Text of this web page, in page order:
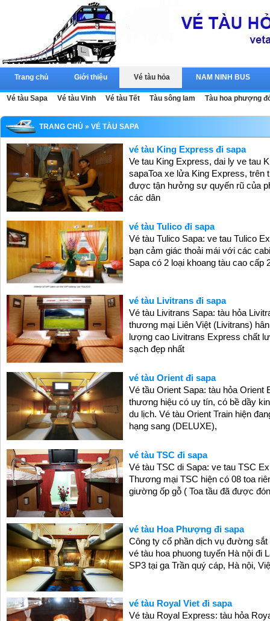
Trang chủ Giới thiệu Vé tàu hỏa
Vé tàu Sapa Vé tàu Vinh Vé tàu Tết Tàu sông lam Tàu hoa phượng
NAM NINH BUS
TRANG CHỦ » VÉ TÀU SAPA
vé tàu King Express đi sapa
Ve tau King Express, dai ly ve tau
sapaToa xe lửa King Express,
được tận hưởng sự quyến rũ của
các dân
vé tàu Tulico đi sapa
Vé tàu Tulico Sapa: ve tau Tulico
bạn cảm giác thoải mái với các
Sapa có 2 loại khoang tàu cao
vé tàu Livitrans đi sapa
Vé tàu Livitrans Sapa: tàu hỏa
thương mại Liên Việt (Livitrans)
lượng cao Livitrans Express chất
sạch đẹp nhất
vé tàu Orient đi sapa
Vé tầu Orient Sapa: tàu hỏa
thương hiệu có uy tín, có bề dầy
du lịch. Vé tàu Orient Train hiện
hạng sang (DELUXE),
vé tàu TSC đi sapa
Vé tàu TSC di Sapa: ve tau TSC
Thương mại TSC hiện có 08 toa
giường ốp gỗ ( Toa tầu đã được
vé tàu Hoa Phượng đi sapa
Công ty cổ phần dịch vụ đường
vé tàu hoa phuong tuyến Hà nội đi
SP3 tại ga Trần quý cáp, Hà nội,
vé tàu Royal Viet đi sapa
Vé tàu Royal Express: tàu hỏa